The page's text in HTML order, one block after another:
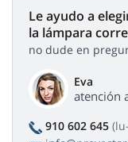
Le ayudo a
la lámpara
no dude en
Eva
atención
910 602 645